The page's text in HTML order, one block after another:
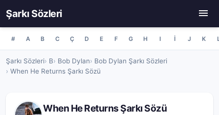
Şarkı Sözleri
# A B C Ç D E F G H I İ J K
Şarkı Sözleri B Bob Dylan
Bob Dylan Şarkı Sözleri
When He Returns Şarkı Sözü
When He Returns Şarkı Sözü